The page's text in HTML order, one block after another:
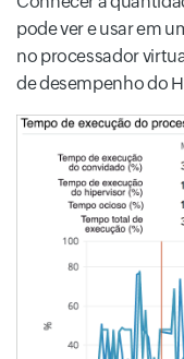
pode ver e usar em
no processador
de desempenho do